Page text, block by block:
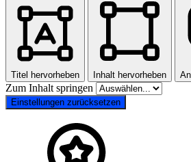
Titel hervorheben Inhalt hervorheben
Zum Inhalt springen
Einstellungen zurücksetzen